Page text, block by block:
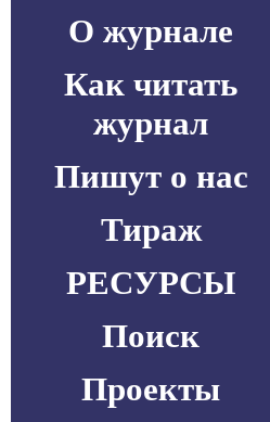
О журнале
Как читать
журнал
Пишут о нас
Тираж
РЕСУРСЫ
Поиск
Проекты